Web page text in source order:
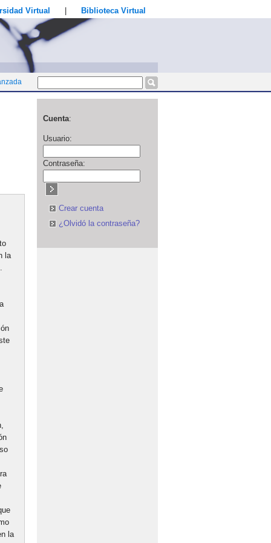
Virtual Biblioteca Virtual
la
la
Cuenta:
Usuario:
Contraseña:
Crear cuenta
¿Olvidó la contraseña?